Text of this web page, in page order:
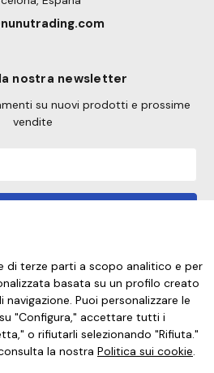
nostra newsletter
su nuovi prodotti e prossime
vendite
stai acquistando?
privacyPolitica dei cookie
di terze parti a scopo analitico e per
basata su un profilo creato
Puoi personalizzare le
"Configura," accettare tutti i
o rifiutarli selezionando "Rifiuta."
la nostra Politica sui cookie.